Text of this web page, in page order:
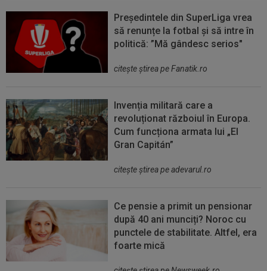
Președintele din SuperLiga vrea
să renunțe la fotbal și să intre în
politică: ”Mă gândesc serios"
citeşte ştirea pe Fanatik.ro
Invenția militară care a
revoluționat războiul în Europa.
Cum funcționa armata lui „El
Gran Capitán”
citeşte ştirea pe adevarul.ro
Ce pensie a primit un pensionar
după 40 ani munciți? Noroc cu
punctele de stabilitate. Altfel, era
foarte mică